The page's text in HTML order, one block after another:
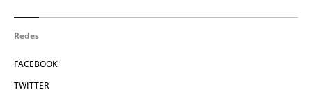
Redes
FACEBOOK
TWITTER